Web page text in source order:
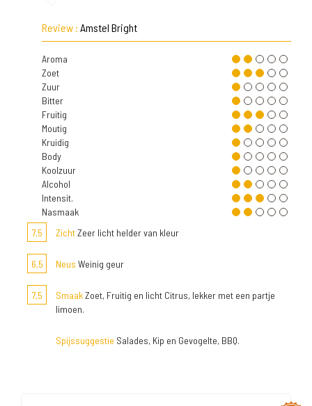
Review : Amstel Bright
Aroma
Zoet
Zuur
Bitter
Fruitig
Moutig
Kruidig
Body
Koolzuur
Alcohol
Intensit.
Nasmaak
7,5
ZichtZeer licht helder van kleur
6,5 Neus Weinig geur
7,5 SmaakZoet, Fruitig en licht Citrus, lekker met een partje
limoen.
Spijssuggestie Salades, Kip en Gevogelte, BBQ.